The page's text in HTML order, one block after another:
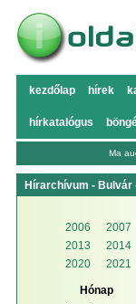
kezdőlap hírek
hírkatalógus
Ma
Hírarchívum - Bulvár
2006
2007
2013
2014
2020
2021
Hónap